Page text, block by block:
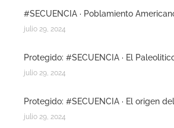
#SECUENCIA · Poblamiento
julio 29, 2024
Protegido: #SECUENCIA · El
julio 29, 2024
Protegido: #SECUENCIA · El origen del
julio 29, 2024